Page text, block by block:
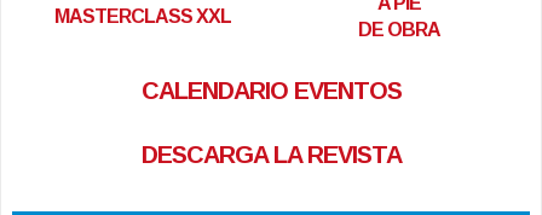
MASTERCLASS XXL
DE OBRA
CALENDARIO EVENTOS
DESCARGA LA REVISTA